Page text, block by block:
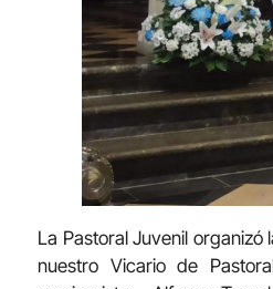
La Pastoral Juvenil
nuestro Vicario de